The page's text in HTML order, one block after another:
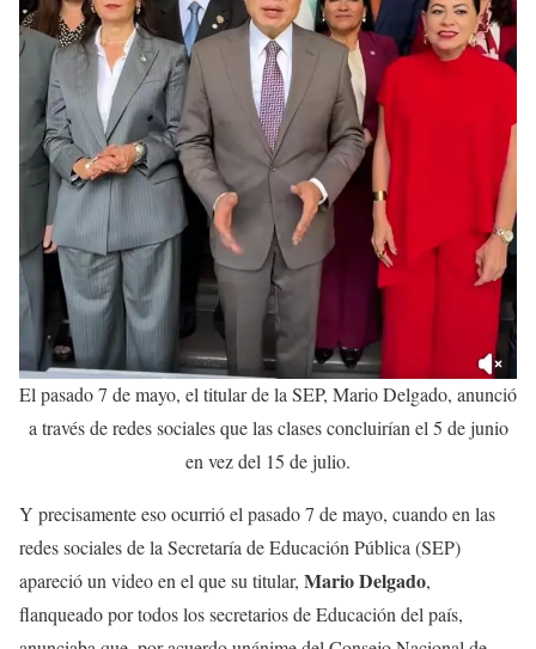
El pasado 7 de mayo, el titular de la SEP, Mario Delgado, anunció
a través de redes sociales que las clases concluirían el 5 de junio
en vez del 15 de julio.
Y precisamente eso ocurrió el pasado 7 de mayo, cuando en las
redes sociales de la Secretaría de Educación Pública (SEP)
apareció un video en el que su titular, Mario Delgado,
flanqueado por todos los secretarios de Educación del país,